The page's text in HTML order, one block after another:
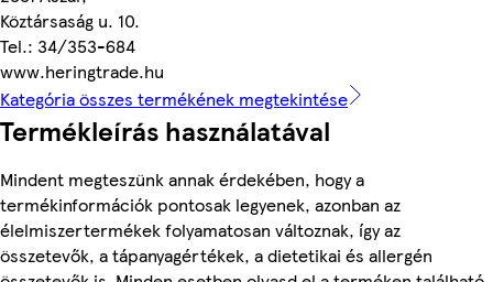
Köztársaság u. 10.
Tel.: 34/353-684
www.heringtrade.hu
Kategória összes termékének megtekintése
Termékleírás használatával
Mindent megteszünk annak érdekében, hogy a
termékinformációk pontosak legyenek, azonban az
élelmiszertermékek folyamatosan változnak, így az
összetevők, a tápanyagértékek, a dietetikai és allergén